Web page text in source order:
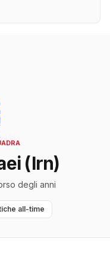
(Irn)
degli anni
all-time